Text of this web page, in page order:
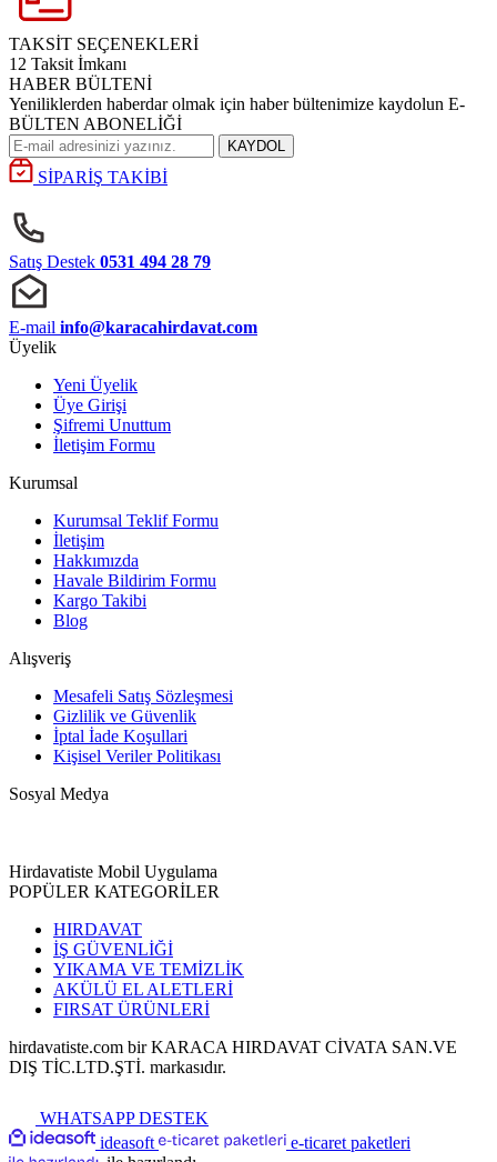
TAKSİT SEÇENEKLERİ
12 Taksit İmkanı
HABER BÜLTENİ
Yeniliklerden haberdar olmak için haber bültenimize kaydolun E-
BÜLTEN ABONELİĞİ
KAYDOL
SİPARİŞ TAKİBİ
Satış Destek 0531 494 28 79
E-mail info@karacahirdavat.com
Üyelik
Yeni Üyelik
Üye Girişi
Şifremi Unuttum
İletişim Formu
Kurumsal
Kurumsal Teklif Formu
İletişim
Hakkımızda
Havale Bildirim Formu
Kargo Takibi
Blog
Alışveriş
Mesafeli Satış Sözleşmesi
Gizlilik ve Güvenlik
İptal İade Koşullari
Kişisel Veriler Politikası
Sosyal Medya
Hirdavatiste Mobil Uygulama
POPÜLER KATEGORİLER
HIRDAVAT
İŞ GÜVENLİĞİ
YIKAMA VE TEMİZLİK
AKÜLÜ EL ALETLERİ
FIRSAT ÜRÜNLERİ
hirdavatiste.com bir KARACA HIRDAVAT CİVATA SAN.VE
DIŞ TİC.LTD.ŞTİ. markasıdır.
WHATSAPP DESTEK
ideasoft
e-ticaret paketleri